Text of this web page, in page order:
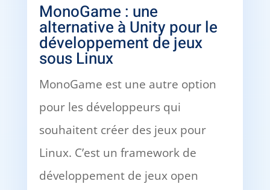
MonoGame : une
alternative à Unity pour le
développement de jeux
sous Linux
MonoGame est une autre option
pour les développeurs qui
souhaitent créer des jeux pour
Linux. C’est un framework de
développement de jeux open